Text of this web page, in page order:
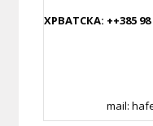
ХРВАТСКА: ++385
mail: